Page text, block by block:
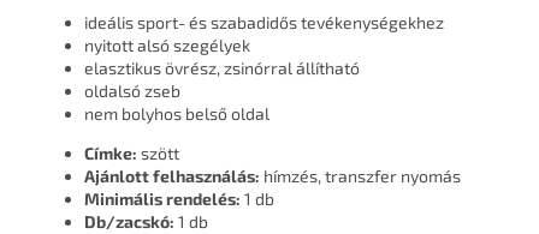
ideális sport- és szabadidős tevékenységekhez
nyitott alsó szegélyek
elasztikus övrész, zsinórral állítható
oldalsó zseb
nem bolyhos belső oldal
Címke: szött
Ajánlott felhasználás: hímzés, transzfer nyomás
Minimális rendelés: 1 db
Db/zacskó: 1 db